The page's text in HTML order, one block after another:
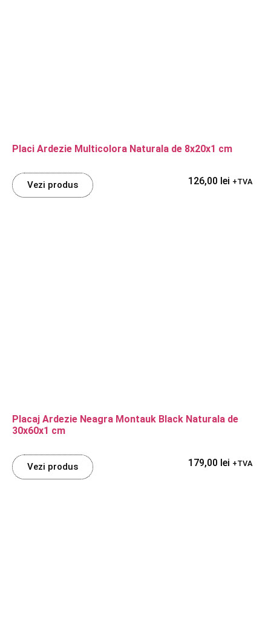
Placi Ardezie Multicolora Naturala de 8x20x1 cm
Vezi produs 126,00 lei +TVA
Placaj Ardezie Neagra Montauk Black Naturala de
30x60x1 cm
Vezi produs 179,00 lei +TVA